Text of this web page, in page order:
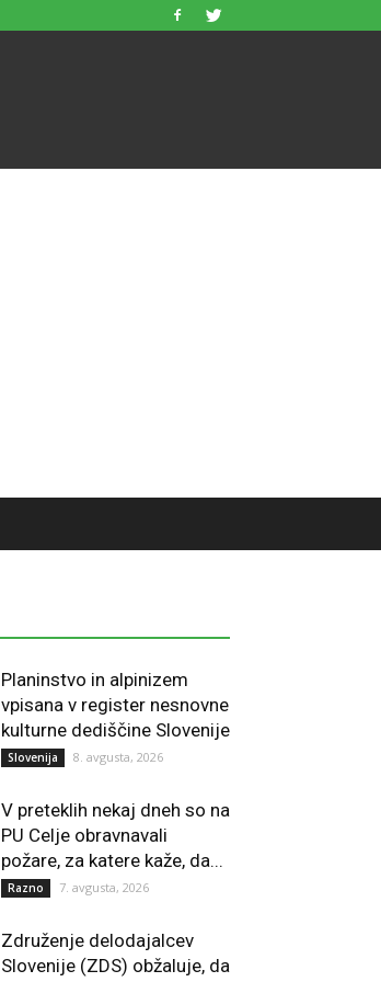
Planinstvo in alpinizem
vpisana v register nesnovne
kulturne dediščine Slovenije
Slovenija 8. avgusta, 2026
V preteklih nekaj dneh so na
PU Celje obravnavali
požare, za katere kaže, da...
Razno 7. avgusta, 2026
Združenje delodajalcev
Slovenije (ZDS) obžaluje, da